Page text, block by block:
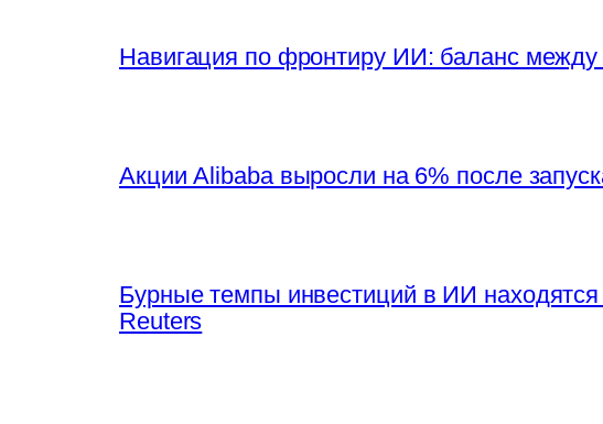
Навигация по фронтиру ИИ: баланс
Акции Alibaba выросли на 6% после
Бурные темпы инвестиций в ИИ
Reuters